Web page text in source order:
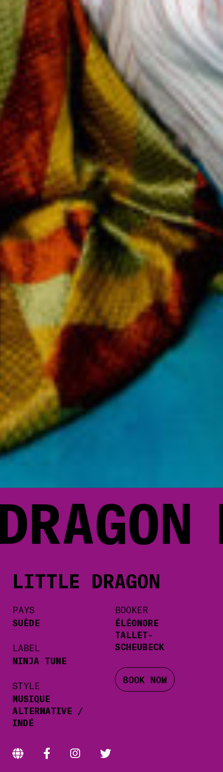
LITTLE DRAGON
PAYS
SUÈDE
LABEL
NINJA TUNE
STYLE
MUSIQUE
ALTERNATIVE /
INDÉ
BOOKER
ÉLÉONORE
TALLET-
SCHEUBECK
BOOK NOW